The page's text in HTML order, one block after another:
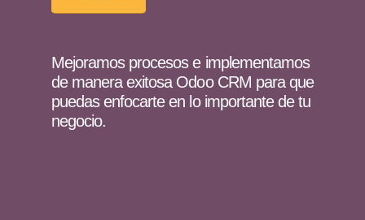
Mejoramos procesos e implementamos
de manera exitosa Odoo CRM para que
puedas enfocarte en lo importante de tu
negocio.